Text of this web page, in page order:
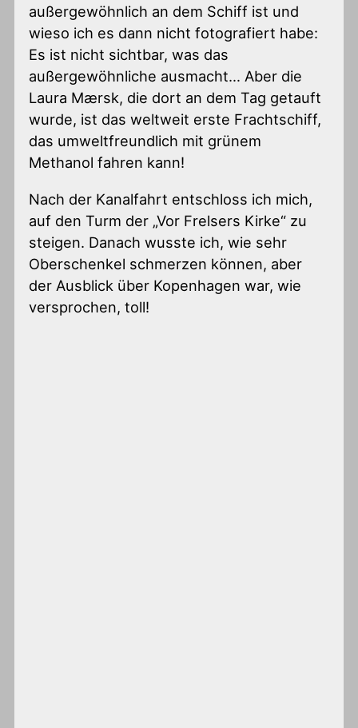
außergewöhnlich an dem Schiff ist und
wieso ich es dann nicht fotografiert habe:
Es ist nicht sichtbar, was das
außergewöhnliche ausmacht… Aber die
Laura Mærsk, die dort an dem Tag getauft
wurde, ist das weltweit erste Frachtschiff,
das umweltfreundlich mit grünem
Methanol fahren kann!
Nach der Kanalfahrt entschloss ich mich,
auf den Turm der „Vor Frelsers Kirke“ zu
steigen. Danach wusste ich, wie sehr
Oberschenkel schmerzen können, aber
der Ausblick über Kopenhagen war, wie
versprochen, toll!